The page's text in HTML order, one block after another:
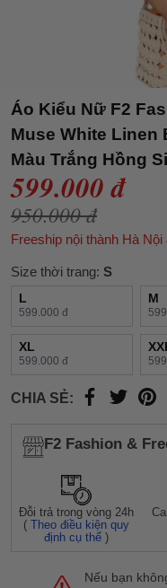
Áo Kiểu Nữ F2
Muse White Linen
Màu Trắng Hồng
599.000 đ
950.000 đ
Freeship nội thành Hà
Size thời trang: S
L
599.000 đ
M
XL
599.000 đ
CHIA SẺ:
F2 Fashion &
Đỗi trả trong vòng 24h
(Theo điều kiện quy
định cụ thể )
Nếu bạn